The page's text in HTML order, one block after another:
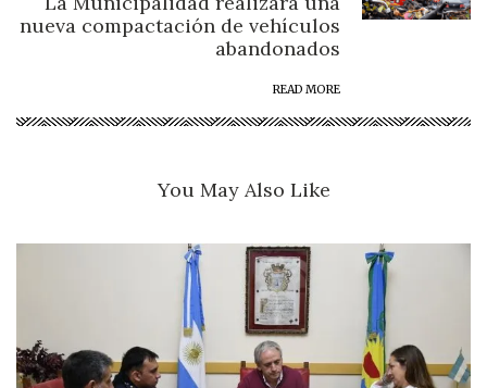
nueva compactación de vehículos
abandonados
READ MORE
You May Also Like